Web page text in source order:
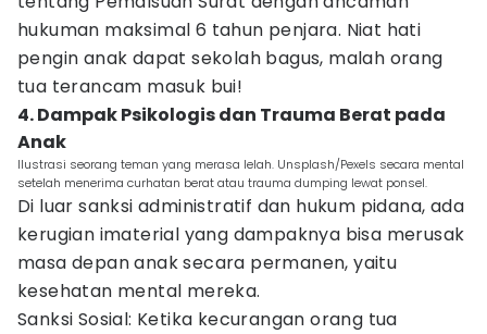
hukuman maksimal 6 tahun penjara. Niat hati
pengin anak dapat sekolah bagus, malah orang
tua terancam masuk bui!
4. Dampak Psikologis dan Trauma Berat pada
Anak
Ilustrasi seorang teman yang merasa lelah. ​Unsplash/Pexels secara mental
setelah menerima curhatan berat atau trauma dumping lewat ponsel.
Di luar sanksi administratif dan hukum pidana, ada
kerugian imaterial yang dampaknya bisa merusak
masa depan anak secara permanen, yaitu
kesehatan mental mereka.
Sanksi Sosial: Ketika kecurangan orang tua